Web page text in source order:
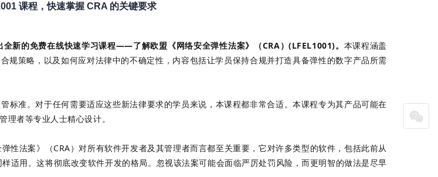
课程，快速掌握 CRA 的关键要求
全新的免费在线快速学习课程——了解欧盟《网络安全弹性法案》（CRA）(LFEL1001)。 本课程涵盖
规策略，以及如何应对法律中的不确定性，内容包括让学员保持合规并打造具备弹性的数字产品所需
标准。对于任何需要适应这些新法律要求的学员来说，本课程都非常合适。本课程专为其产品可能在
者等专业人士精心设计。
法案》（CRA）对所有软件开发者及其管理者而言都至关重要，它对许多类型的软件，包括此前从
适用。这将彻底改变软件开发的格局。忽视该法案可能会面临严厉处罚风险，而更明智的做法是尽早